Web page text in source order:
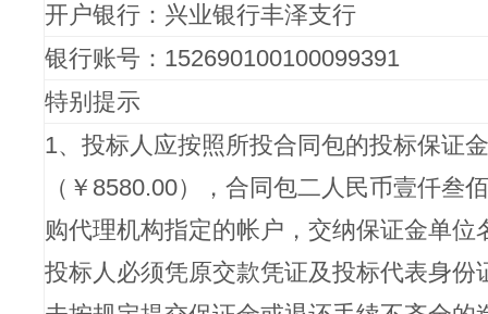
开户银行：兴业银行丰泽支行
银行账号：152690100100099391
特别提示
1、投标人应按照所投合同包的投标保证
（￥8580.00），合同包二人民币壹仟
购代理机构指定的帐户，交纳保证金单
投标人必须凭原交款凭证及投标代表身